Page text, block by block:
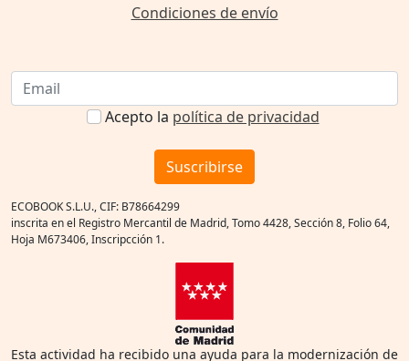
Condiciones de envío
Acepto la política de privacidad
Suscribirse
ECOBOOK S.L.U., CIF: B78664299
inscrita en el Registro Mercantil de Madrid, Tomo 4428, Sección 8, Folio 64,
Hoja M673406, Inscripcción 1.
Esta actividad ha recibido una ayuda para la modernización de